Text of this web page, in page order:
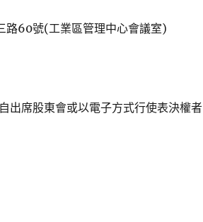
路60號(工業區管理中心會議室)
出席股東會或以電子方式行使表決權者